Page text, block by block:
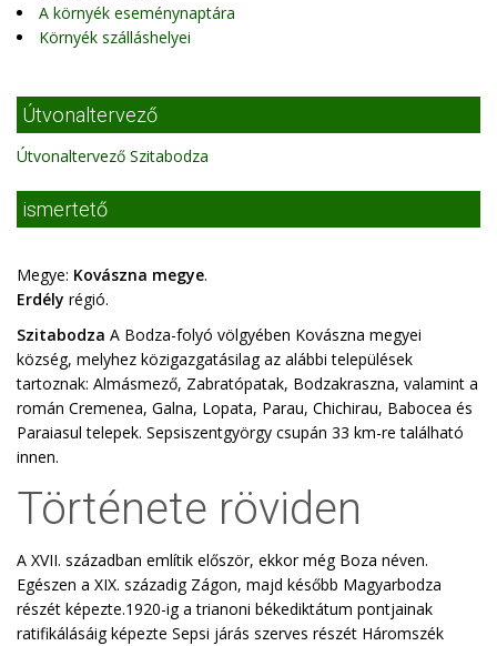
A környék eseménynaptára
Környék szálláshelyei
Útvonaltervező
Útvonaltervező Szitabodza
ismertető
Megye: Kovászna megye.
Erdély régió.
Szitabodza A Bodza-folyó völgyében Kovászna megyei
község, melyhez közigazgatásilag az alábbi települések
tartoznak: Almásmező, Zabratópatak, Bodzakraszna, valamint a
román Cremenea, Galna, Lopata, Parau, Chichirau, Babocea és
Paraiasul telepek. Sepsiszentgyörgy csupán 33 km-re található
innen.
Története röviden
A XVII. században említik először, ekkor még Boza néven.
Egészen a XIX. századig Zágon, majd később Magyarbodza
részét képezte.1920-ig a trianoni békediktátum pontjainak
ratifikálásáig képezte Sepsi járás szerves részét Háromszék